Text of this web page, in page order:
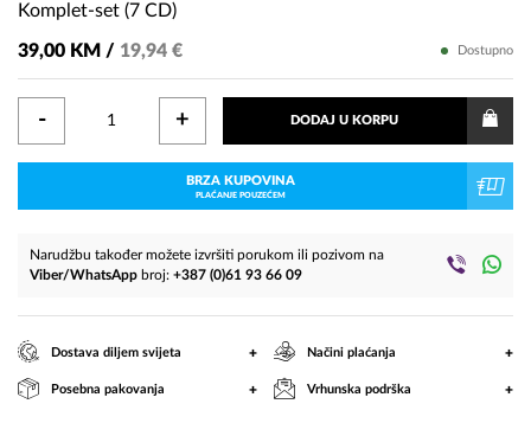
Komplet-set (7 CD)
39,00 KM / 19,94 € Dostupno
- + DODAJ U KORPU
BRZA KUPOVINA
PLAĆANJE POUZEĆEM
Narudžbu također možete izvršiti porukom ili pozivom na
Viber/WhatsApp broj: +387 (0)61 93 66 09
Dostava diljem svijeta + Načini plaćanja +
Posebna pakovanja + Vrhunska podrška +